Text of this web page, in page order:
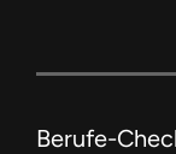
Berufe-